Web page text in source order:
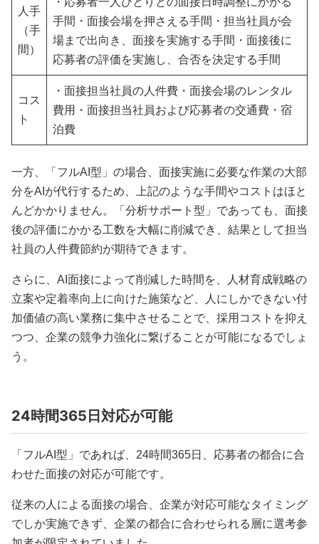
人手
（手
間）
手間・面接会場を押さえる手間・担当社員が会
場まで出向き、面接を実施する手間・面接後に
応募者の評価を実施し、合否を決定する手間
コス
ト
・面接担当社員の人件費・面接会場のレンタル
費用・面接担当社員および応募者の交通費・宿
泊費
一方、「フルAI型」の場合、面接実施に必要な作業の大部
分をAIが代行するため、上記のような手間やコストはほと
んどかかりません。「分析サポート型」であっても、面接
後の評価にかかる工数を大幅に削減でき、結果として担当
社員の人件費節約が期待できます。
さらに、AI面接によって削減した時間を、人材育成戦略の
立案や定着率向上に向けた施策など、人にしかできない付
加価値の高い業務に集中させることで、採用コストを抑え
つつ、企業の競争力強化に繋げることが可能になるでしょ
う。
24時間365日対応が可能
「フルAI型」であれば、24時間365日、応募者の都合に合
わせた面接の対応が可能です。
従来の人による面接の場合、企業が対応可能なタイミング
でしか実施できず、企業の都合に合わせられる層に選考参